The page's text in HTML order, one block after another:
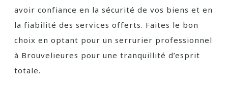
avoir confiance en la sécurité de vos biens et en
la fiabilité des services offerts. Faites le bon
choix en optant pour un serrurier professionnel
à Brouvelieures pour une tranquillité d’esprit
totale.